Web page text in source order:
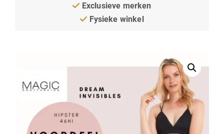
Exclusieve merken
Fysieke winkel